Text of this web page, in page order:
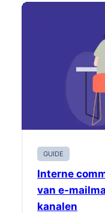
GUIDE
Interne
van e-
kanalen